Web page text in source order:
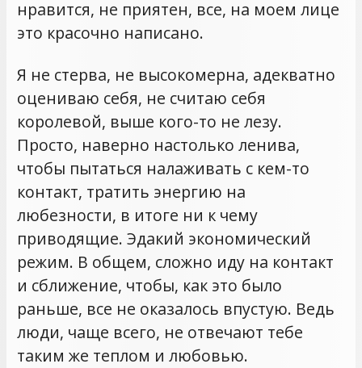
нравится, не приятен, все, на моем лице
это красочно написано.
Я не стерва, не высокомерна, адекватно
оцениваю себя, не считаю себя
королевой, выше кого-то не лезу.
Просто, наверно настолько ленива,
чтобы пытаться налаживать с кем-то
контакт, тратить энергию на
любезности, в итоге ни к чему
приводящие. Эдакий экономический
режим. В общем, сложно иду на контакт
и сближение, чтобы, как это было
раньше, все не оказалось впустую. Ведь
люди, чаще всего, не отвечают тебе
таким же теплом и любовью.